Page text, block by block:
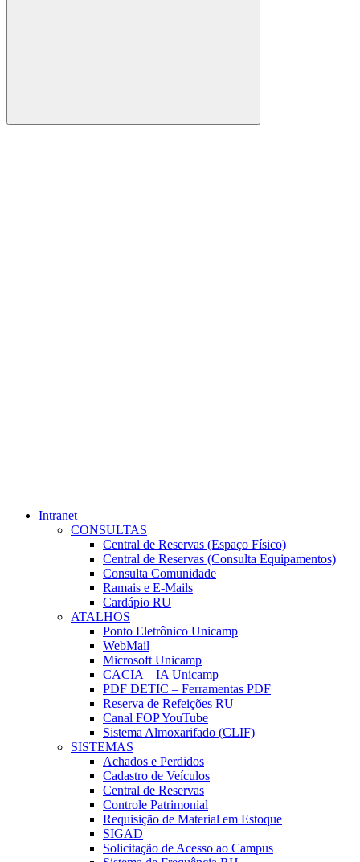
Buscar
Intranet
CONSULTAS
Central de Reservas (Espaço Físico)
Central de Reservas (Consulta Equipamentos)
Consulta Comunidade
Ramais e E-Mails
Cardápio RU
ATALHOS
Ponto Eletrônico Unicamp
WebMail
Microsoft Unicamp
CACIA – IA Unicamp
PDF DETIC – Ferramentas PDF
Reserva de Refeições RU
Canal FOP YouTube
Sistema Almoxarifado (CLIF)
SISTEMAS
Achados e Perdidos
Cadastro de Veículos
Central de Reservas
Controle Patrimonial
Requisição de Material em Estoque
SIGAD
Solicitação de Acesso ao Campus